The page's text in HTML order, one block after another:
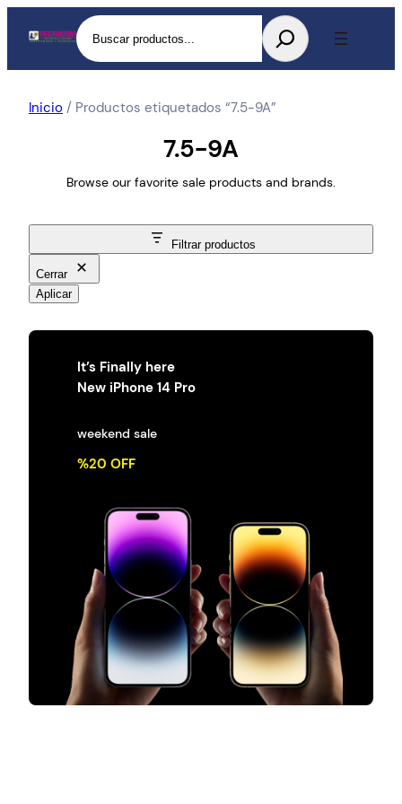
Buscar
Inicio / Productos etiquetados “7.5-9A”
7.5-9A
Browse our favorite sale products and brands.
Filtrar productos
Cerrar
Aplicar
It’s Finally here
New iPhone 14 Pro
weekend sale
%20 OFF